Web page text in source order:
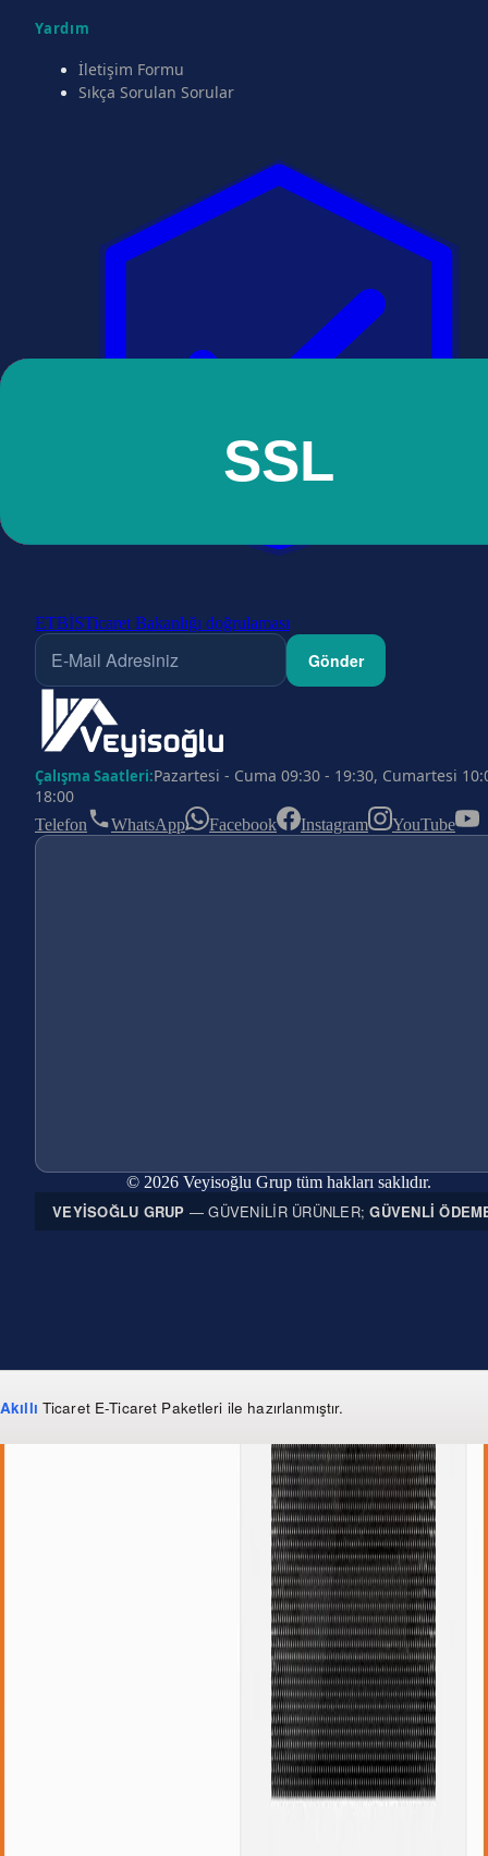
Yardım
İletişim Formu
Sıkça Sorulan Sorular
ETBİSTicaret Bakanlığı doğrulaması
Gönder
Çalışma Saatleri:Pazartesi - Cuma 09:30 - 19:30, Cumartesi
18:00
Telefon WhatsApp Facebook Instagram YouTube
© 2026 Veyisoğlu Grup tüm hakları saklıdır.
VEYISOĞLU GRUP — GÜVENILIR ÜRÜNLER;GÜVENLI
Akıllı Ticaret E-Ticaret Paketleri ile hazırlanmıştır.